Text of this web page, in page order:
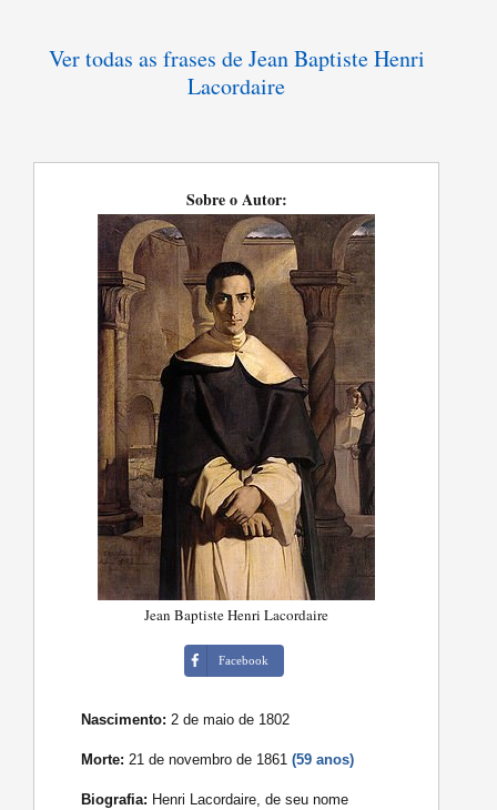
Ver todas as frases de Jean Baptiste Henri
Lacordaire
Sobre o Autor:
Jean Baptiste Henri Lacordaire
Facebook
Nascimento: 2 de maio de 1802
Morte: 21 de novembro de 1861(59 anos)
Biografia: Henri Lacordaire, de seu nome